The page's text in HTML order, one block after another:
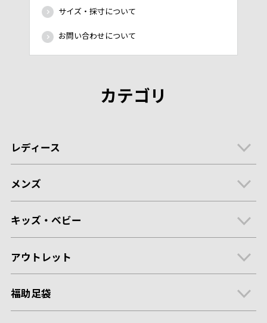
サイズ・採寸について
お問い合わせについて
カテゴリ
レディース
メンズ
キッズ・ベビー
アウトレット
福助足袋